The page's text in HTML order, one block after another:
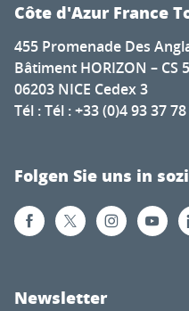
Côte d'Azur France
455 Promenade Des
Bâtiment HORIZON – CS
06203 NICE Cedex 3
Tél : Tél : +33 (0)4 93 37
Folgen Sie uns in
Newsletter